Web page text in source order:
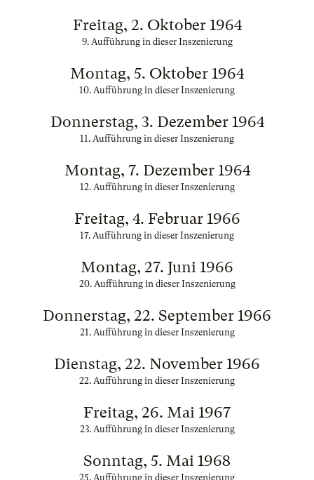
Freitag, 2. Oktober 1964
9. Aufführung in dieser Inszenierung
Montag, 5. Oktober 1964
10. Aufführung in dieser Inszenierung
Donnerstag, 3. Dezember 1964
11. Aufführung in dieser Inszenierung
Montag, 7. Dezember 1964
12. Aufführung in dieser Inszenierung
Freitag, 4. Februar 1966
17. Aufführung in dieser Inszenierung
Montag, 27. Juni 1966
20. Aufführung in dieser Inszenierung
Donnerstag, 22. September 1966
21. Aufführung in dieser Inszenierung
Dienstag, 22. November 1966
22. Aufführung in dieser Inszenierung
Freitag, 26. Mai 1967
23. Aufführung in dieser Inszenierung
Sonntag, 5. Mai 1968
25. Aufführung in dieser Inszenierung